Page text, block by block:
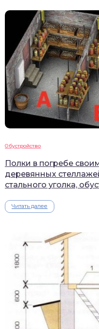
Обустройство
Полки в погребе
деревянных
стального уголка,
Читать далее